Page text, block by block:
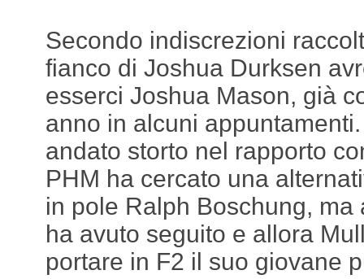
Secondo indiscrezioni
fianco di Joshua Durksen
esserci Joshua Mason, già
anno in alcuni
andato storto nel rapporto
PHM ha cercato una
in pole Ralph Boschung, ma
ha avuto seguito e allora
portare in F2 il suo giovane